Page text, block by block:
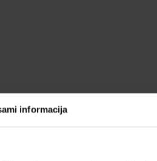
informacija